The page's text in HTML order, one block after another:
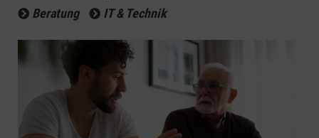
Beratung
IT & Technik